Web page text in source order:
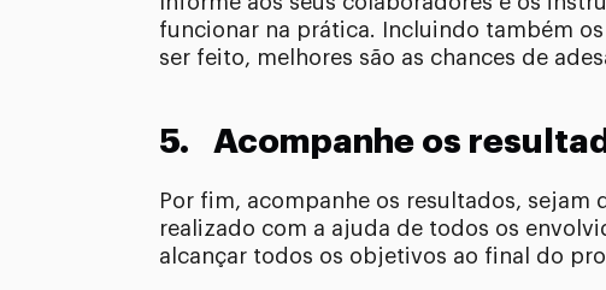
funcionar na prática. Incluindo também
ser feito, melhores são as chances de
5. Acompanhe os
Por fim, acompanhe os resultados,
realizado com a ajuda de todos os
alcançar todos os objetivos ao final do